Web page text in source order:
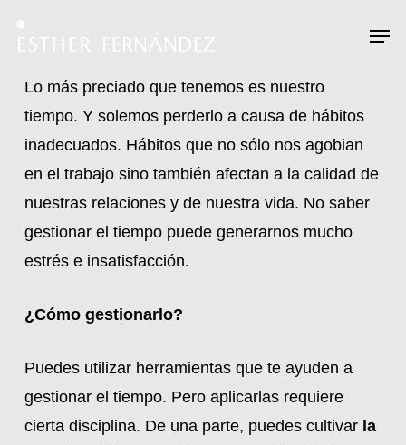
Lo más preciado que tenemos es nuestro
tiempo. Y solemos perderlo a causa de hábitos
inadecuados. Hábitos que no sólo nos agobian
en el trabajo sino también afectan a la calidad de
nuestras relaciones y de nuestra vida. No saber
gestionar el tiempo puede generarnos mucho
estrés e insatisfacción.
¿Cómo gestionarlo?
Puedes utilizar herramientas que te ayuden a
gestionar el tiempo. Pero aplicarlas requiere
cierta disciplina. De una parte, puedes cultivar la